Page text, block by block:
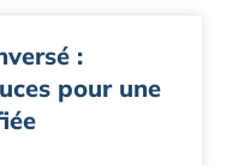
:
pour une